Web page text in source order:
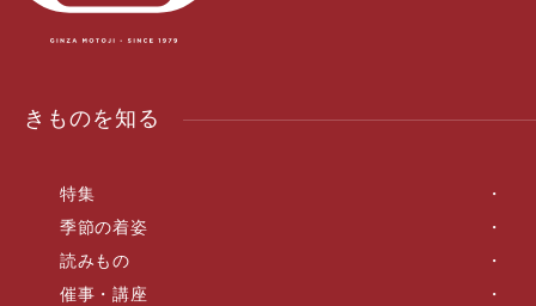
きものを知る
特集
季節の着姿
読みもの
催事・講座